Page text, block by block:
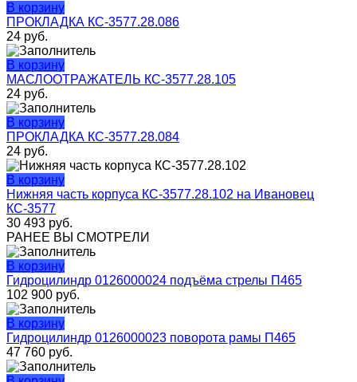
В корзину
ПРОКЛАДКА КС-3577.28.086
24 руб.
В корзину
МАСЛООТРАЖАТЕЛЬ КС-3577.28.105
24 руб.
В корзину
ПРОКЛАДКА КС-3577.28.084
24 руб.
В корзину
Нижняя часть корпуса КС-3577.28.102 на Ивановец
КС-3577
30 493 руб.
РАНЕЕ ВЫ СМОТРЕЛИ
В корзину
Гидроцилиндр 0126000024 подъёма стрелы П465
102 900 руб.
В корзину
Гидроцилиндр 0126000023 поворота рамы П465
47 760 руб.